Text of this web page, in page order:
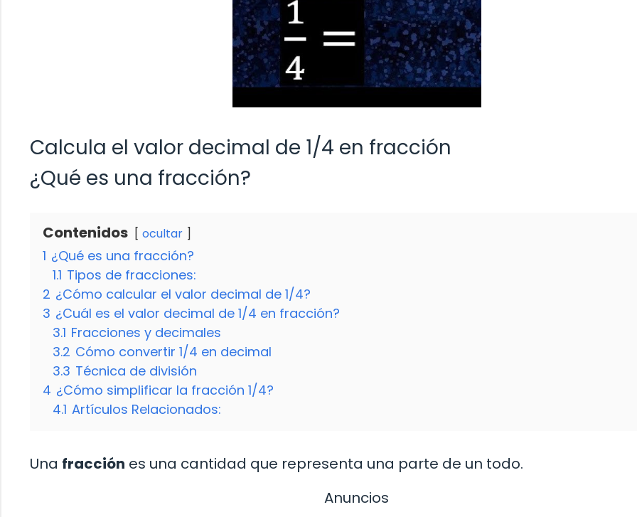
Calcula el valor decimal de 1/4 en fracción
¿Qué es una fracción?
Contenidos ocultar
1 ¿Qué es una fracción?
1.1 Tipos de fracciones:
2 ¿Cómo calcular el valor decimal de 1/4?
3 ¿Cuál es el valor decimal de 1/4 en fracción?
3.1 Fracciones y decimales
3.2 Cómo convertir 1/4 en decimal
3.3 Técnica de división
4 ¿Cómo simplificar la fracción 1/4?
4.1 Artículos Relacionados:
Una fracción es una cantidad que representa una parte de un todo.
Anuncios